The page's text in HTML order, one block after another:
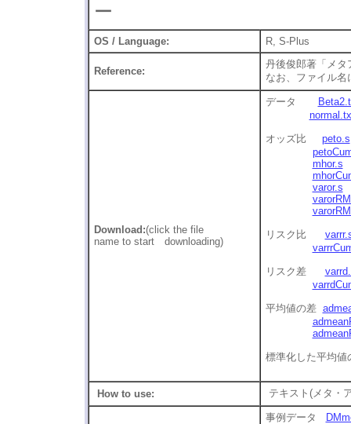
ー
OS / Language: R, S-Plus
Reference:
丹後俊郎著「メタ
なお、ファイル
Download:(click the file
name to start downloading)
データ
オッズ比 peto.s
mhor.s
varor.s
リスク比
リスク差
平均値の差
標準化した平均
How to use: テキスト(メタ・
事例データ